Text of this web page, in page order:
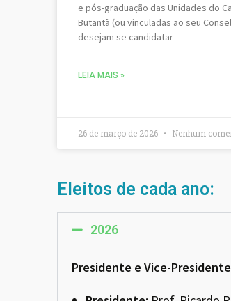
e pós-graduação das Unidades do
Butantã (ou vinculadas ao seu
desejam se candidatar
LEIA MAIS »
26 de março de 2026 Nenhum
Eleitos de cada ano:
2026
Presidente e Vice-